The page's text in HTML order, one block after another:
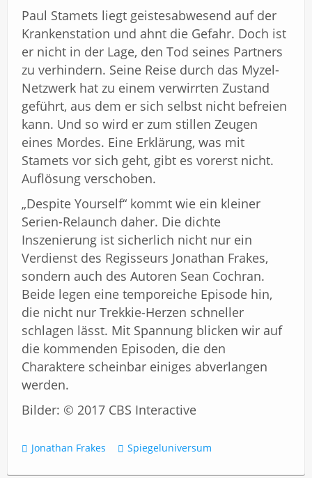
Paul Stamets liegt geistesabwesend auf der
Krankenstation und ahnt die Gefahr. Doch ist
er nicht in der Lage, den Tod seines Partners
zu verhindern. Seine Reise durch das Myzel-
Netzwerk hat zu einem verwirrten Zustand
geführt, aus dem er sich selbst nicht befreien
kann. Und so wird er zum stillen Zeugen
eines Mordes. Eine Erklärung, was mit
Stamets vor sich geht, gibt es vorerst nicht.
Auflösung verschoben.
„Despite Yourself“ kommt wie ein kleiner
Serien-Relaunch daher. Die dichte
Inszenierung ist sicherlich nicht nur ein
Verdienst des Regisseurs Jonathan Frakes,
sondern auch des Autoren Sean Cochran.
Beide legen eine temporeiche Episode hin,
die nicht nur Trekkie-Herzen schneller
schlagen lässt. Mit Spannung blicken wir auf
die kommenden Episoden, die den
Charaktere scheinbar einiges abverlangen
werden.
Bilder: © 2017 CBS Interactive
Jonathan Frakes Spiegeluniversum